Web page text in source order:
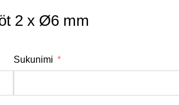
2 x Ø6 mm
Sukunimi